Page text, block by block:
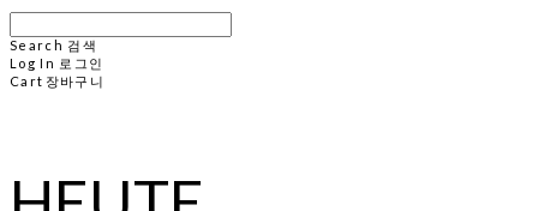
Search 검색
Log In 로그인
Cart 장바구니